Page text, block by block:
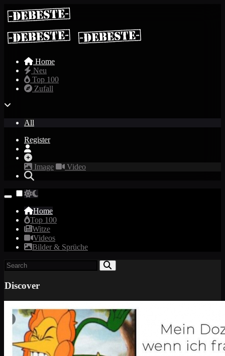
Home
Neu
Top 100
Zufall
All
Register
Image Video
Home
Top 100
Witze
Videos
Bilder & Sprüche
Discover